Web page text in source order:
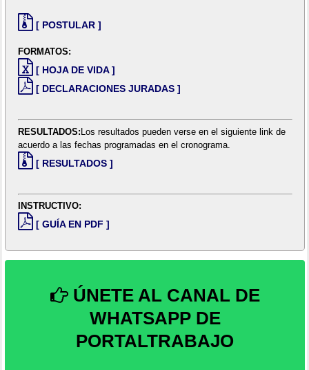
[ POSTULAR ]
FORMATOS:
[ HOJA DE VIDA ]
[ DECLARACIONES JURADAS ]
RESULTADOS:Los resultados pueden verse en el siguiente link de
acuerdo a las fechas programadas en el cronograma.
[ RESULTADOS ]
INSTRUCTIVO:
[ GUÍA EN PDF ]
ÚNETE AL CANAL DE
WHATSAPP DE
PORTALTRABAJO